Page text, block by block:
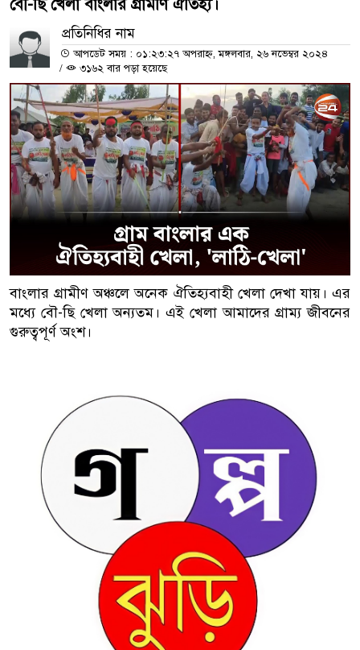
বৌ-ছি খেলা বাংলার গ্রামীণ ঐতিহ্য।
প্রতিনিধির নাম
আপডেট সময় : ০১:২৩:২৭ অপরাহ্ন, মঙ্গলবার, ২৬ নভেম্বর ২০২৪
/
৩১৬২ বার পড়া হয়েছে
বাংলার গ্রামীণ অঞ্চলে অনেক ঐতিহ্যবাহী খেলা দেখা যায়। এর
মধ্যে বৌ-ছি খেলা অন্যতম। এই খেলা আমাদের গ্রাম্য জীবনের
গুরুত্বপূর্ণ অংশ।